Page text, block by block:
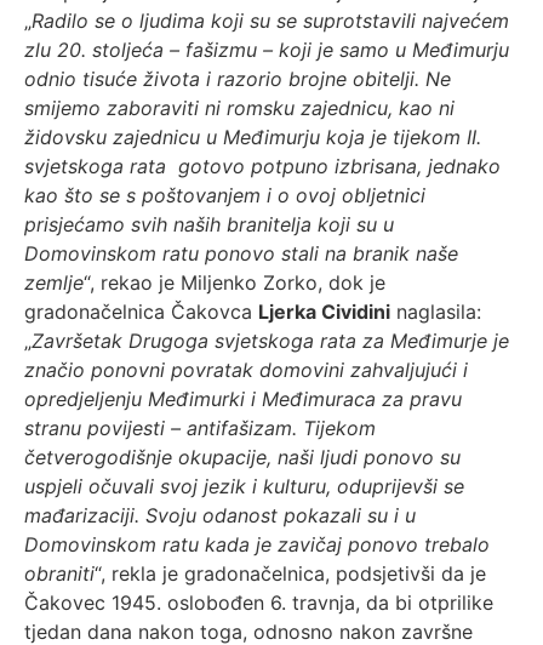
„Radilo se o ljudima koji su se suprotstavili najvećem
zlu 20. stoljeća – fašizmu – koji je samo u Međimurju
odnio tisuće života i razorio brojne obitelji. Ne
smijemo zaboraviti ni romsku zajednicu, kao ni
židovsku zajednicu u Međimurju koja je tijekom II.
svjetskoga rata gotovo potpuno izbrisana, jednako
kao što se s poštovanjem i o ovoj obljetnici
prisjećamo svih naših branitelja koji su u
Domovinskom ratu ponovo stali na branik naše
zemlje“, rekao je Miljenko Zorko, dok je
gradonačelnica Čakovca Ljerka Cividini naglasila:
„Završetak Drugoga svjetskoga rata za Međimurje je
značio ponovni povratak domovini zahvaljujući i
opredjeljenju Međimurki i Međimuraca za pravu
stranu povijesti – antifašizam. Tijekom
četverogodišnje okupacije, naši ljudi ponovo su
uspjeli očuvali svoj jezik i kulturu, oduprijevši se
mađarizaciji. Svoju odanost pokazali su i u
Domovinskom ratu kada je zavičaj ponovo trebalo
obraniti“, rekla je gradonačelnica, podsjetivši da je
Čakovec 1945. oslobođen 6. travnja, da bi otprilike
tjedan dana nakon toga, odnosno nakon završne